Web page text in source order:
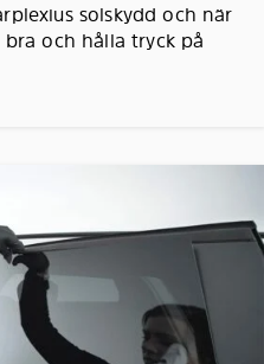
solskydd och när
och hålla tryck på